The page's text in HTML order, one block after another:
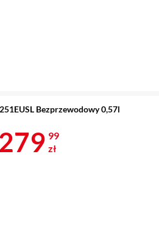
Bezprzewodowy 0,57l
Cena 279,99
279 99
zł